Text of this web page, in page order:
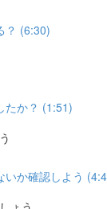
？ (6:30)
たか？ (1:51)
いか確認しよう